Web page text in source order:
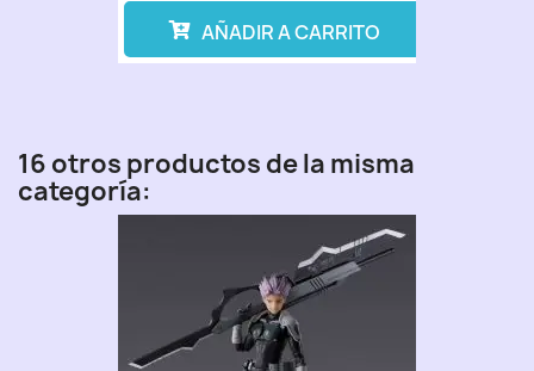
AÑADIR A CARRITO
16 otros productos de la misma
categoría: